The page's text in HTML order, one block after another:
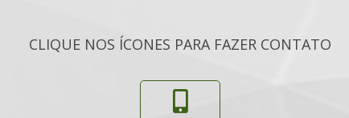
CLIQUE NOS ÍCONES PARA FAZER CONTATO